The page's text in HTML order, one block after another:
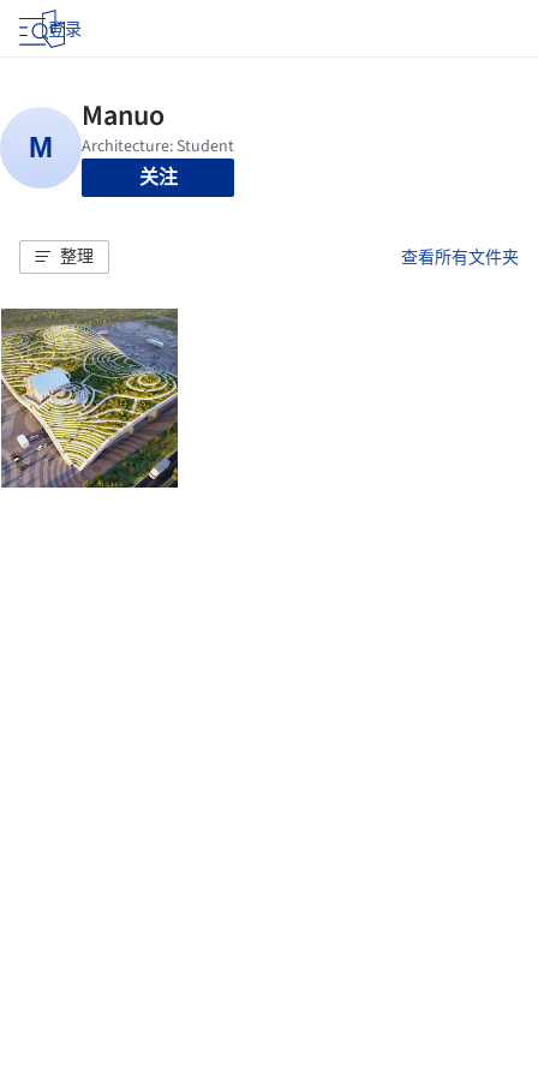
登录
关注
整理 查看所有文件夹